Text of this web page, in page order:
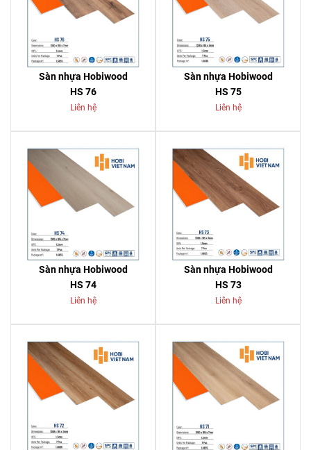
Sàn nhựa Hobiwood
HS 76
Liên hệ
Sàn nhựa Hobiwood
HS 75
Liên hệ
Sàn nhựa Hobiwood
HS 74
Liên hệ
Sàn nhựa Hobiwood
HS 73
Liên hệ